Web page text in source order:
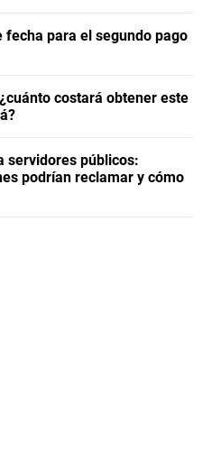
fecha para el segundo pago
costará obtener este
servidores públicos:
podrían reclamar y cómo